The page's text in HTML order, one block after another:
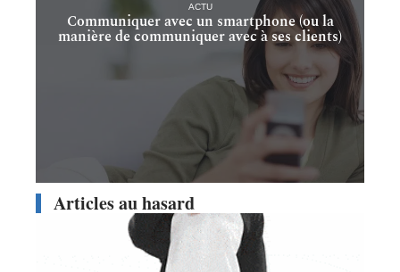
ACTU
Communiquer avec un smartphone (ou la
manière de communiquer avec à ses clients)
Articles au hasard